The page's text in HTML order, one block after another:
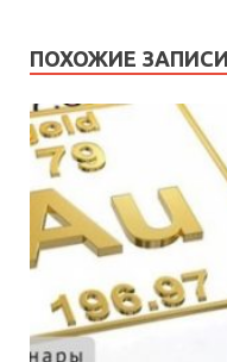
ПОХОЖИЕ ЗАПИСИ